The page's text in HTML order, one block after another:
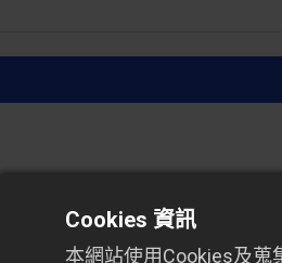
應用/用途
Cookies 資訊
本網站使用Cookies及蒐